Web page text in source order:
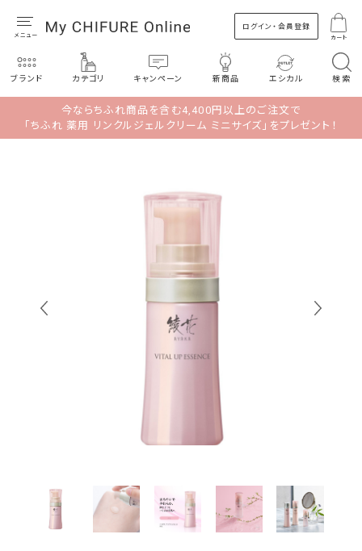
ログイン・会員登録
カート
ブランド カテゴリ キャンペーン 新商品 エシカル 検索
今ならちふれ商品を含む4,400円以上のご注文で
「ちふれ 薬用 リンクルジェルクリーム ミニサイズ」をプレゼント！